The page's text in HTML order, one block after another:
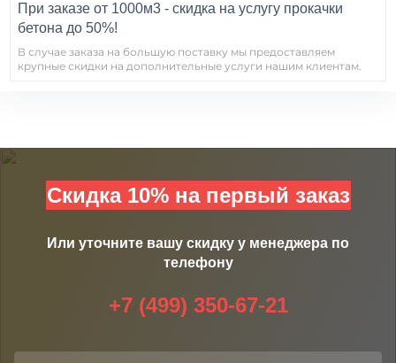
При заказе от 1000м3 - скидка на услугу прокачки
бетона до 50%!
В случае заказа на большую поставку мы предоставляем
крупные скидки на дополнительные услуги нашим клиентам.
Скидка 10% на первый заказ
Или уточните вашу скидку у менеджера по
телефону
+7 (499) 350-67-21